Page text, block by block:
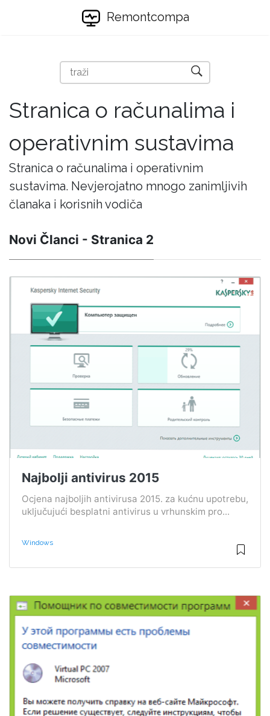
Remontcompa
Stranica o računalima i
operativnim sustavima
Stranica o računalima i operativnim
sustavima. Nevjerojatno mnogo zanimljivih
članaka i korisnih vodiča
Novi Članci - Stranica 2
Najbolji antivirus 2015
Ocjena najboljih antivirusa 2015. za kućnu upotrebu,
uključujući besplatni antivirus u vrhunskim pro...
Windows